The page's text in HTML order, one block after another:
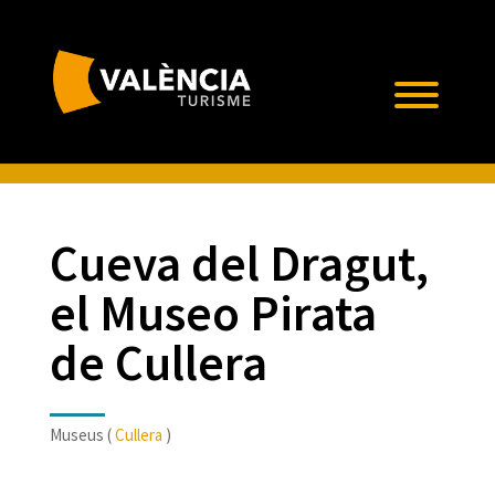
Cueva del Dragut,
el Museo Pirata
de Cullera
Museus (Cullera )